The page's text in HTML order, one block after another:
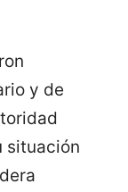
y de
situación